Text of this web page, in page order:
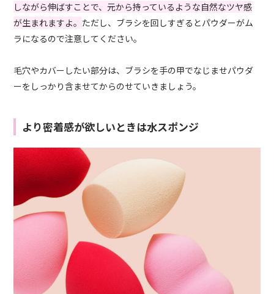
しながら伸ばすことで、元から持っているような自然なツヤ感
が生まれますよ。 ただし、ブラシを回しすぎるとパウダーがム
ラになるので注意してください。
毛穴やカバーしたい部分は、ブラシを手の甲でなじませパウダ
ーをしっかり含ませてからのせていきましょう。
より密着感が欲しいときは水スポンジ